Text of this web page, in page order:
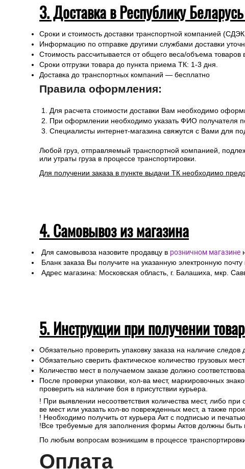
3. Доставка в Республику
Сроки и стоимость доставки транспортной компанией
Информацию по отправке другими службами доставки
Стоимость рассчитывается от общего веса/объема товаров в
Сроки отгрузки товара до пункта приема ТК: 1-3 дня.
Доставка до транспортных компаний — бесплатно
Правила оформления:
Для расчета стоимости доставки Вам необходимо
При оформлении необходимо указать ФИО получателя
Специалисты интернет-магазина свяжутся с Вами для
Любой груз, отправляемый транспортной компанией,
или утраты груза в процессе транспортировки.
Для получении заказа в пункте выдачи ТК необходимо
4. Самовывоз из магазина
Для самовывоза назовите продавцу в розничном магазине
Бланк заказа Вы получите на указанную электронную
Адрес магазина: Московская область, г. Балашиха, мкр.
5. Инструкции при получении
Обязательно проверить упаковку заказа на наличие
Обязательно сверить фактическое количество грузовых
Количество мест в получаемом заказе должно
После проверки упаковки, кол-ва мест, маркировочных
проверить на наличие боя в присутствии курьера.
! При выявлении несоответствия количества мест, либо
ве мест или указать кол-во поврежденных мест, а также
! Необходимо получить от курьера Акт с подписью и
!Все требуемые для заполнения формы Актов должны быть
По любым вопросам возникшим в процессе
Оплата